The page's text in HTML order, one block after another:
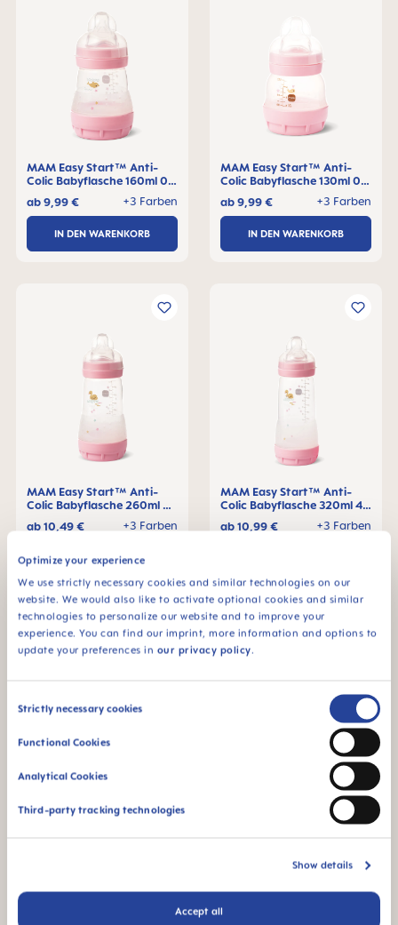
Optimize your experience
We use strictly necessary cookies and similar technologies on our
website. We would also like to activate optional cookies and similar
technologies to personalize our website and to improve your
experience. You can find our imprint, more information and options to
update your preferences in our privacy policy.
Consent
Strictly necessary cookies
Functional Cookies
Analytical Cookies
Third-party tracking technologies
Show details
Accept all
MAM Easy Start™ Anti-
Colic Babyflasche 160ml 0+
+3 Farben
ab9,99 €
IN DEN WARENKORB
MAM Easy Start™ Anti-
Colic Babyflasche 130ml 0+
+3 Farben
ab9,99 €
IN DEN WARENKORB
MAM Easy Start™ Anti-
Colic Babyflasche 260ml 2+
+3 Farben
ab10,49 €
IN DEN WARENKORB
MAM Easy Start™ Anti-
Colic Babyflasche 320ml 4+
+3 Farben
ab10,99 €
MAM Easy Start™ Anti-
MAM Easy Start™ Anti-
Colic Babyflasche 130ml 0+